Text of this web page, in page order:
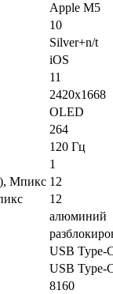
Apple M5
10
Silver+n/t
iOS
11
2420x1668
OLED
264
120 Гц
1
Мпикс 12
12
алюминий
USB Type-
USB Type-
8160